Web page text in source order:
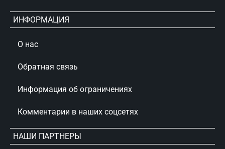
ИНФОРМАЦИЯ
О нас
Обратная связь
Информация об ограничениях
Комментарии в наших соцсетях
НАШИ ПАРТНЕРЫ